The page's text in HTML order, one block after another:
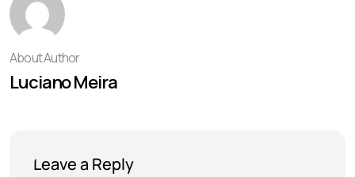
About Author
Luciano Meira
Leave a Reply